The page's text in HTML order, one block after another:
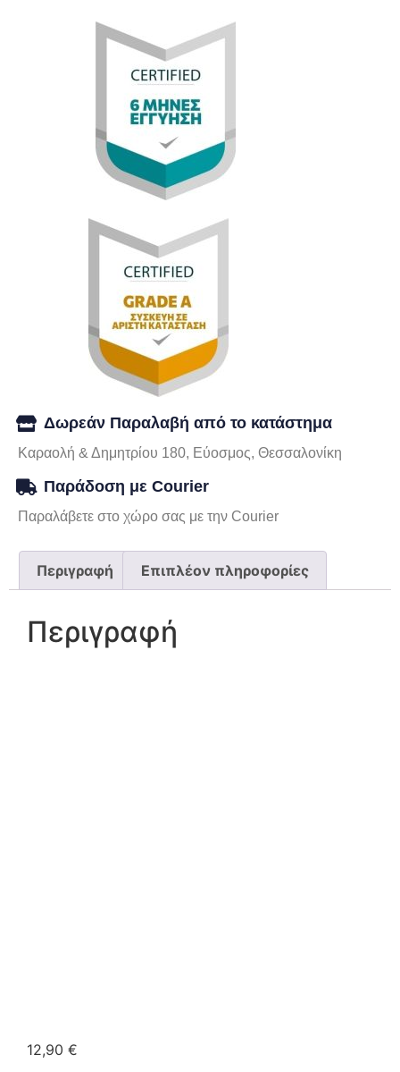
Δωρεάν Παραλαβή από το κατάστημα
Καραολή & Δημητρίου 180, Εύοσμος, Θεσσαλονίκη
Παράδοση με Courier
Παραλάβετε στο χώρο σας με την Courier
Περιγραφή Επιπλέον πληροφορίες
Περιγραφή
12,90 €